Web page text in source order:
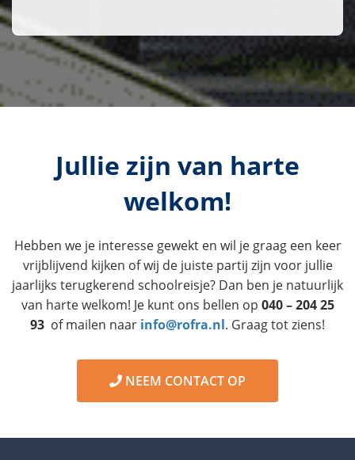
Jullie zijn van harte
welkom!
Hebben we je interesse gewekt en wil je graag een keer
vrijblijvend kijken of wij de juiste partij zijn voor jullie
jaarlijks terugkerend schoolreisje? Dan ben je natuurlijk
van harte welkom! Je kunt ons bellen op 040 – 204 25
93 of mailen naar info@rofra.nl. Graag tot ziens!
NEEM CONTACT OP